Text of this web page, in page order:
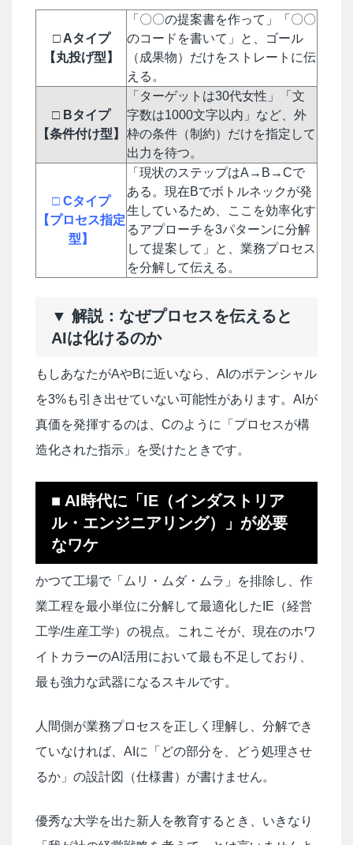
□ Aタイプ
【丸投げ型】
「〇〇の提案書を作って」「〇〇
のコードを書いて」と、ゴール
（成果物）だけをストレートに伝
える。
□ Bタイプ
【条件付け型】
「ターゲットは30代女性」「文
字数は1000文字以内」など、外
枠の条件（制約）だけを指定して
出力を待つ。
□ Cタイプ
【プロセス指定
型】
「現状のステップはA→B→Cで
ある。現在Bでボトルネックが発
生しているため、ここを効率化す
るアプローチを3パターンに分解
して提案して」と、業務プロセス
を分解して伝える。
▼ 解説：なぜプロセスを伝えると
AIは化けるのか
もしあなたがAやBに近いなら、AIのポテンシャル
を3%も引き出せていない可能性があります。AIが
真価を発揮するのは、Cのように「プロセスが構
造化された指示」を受けたときです。
■ AI時代に「IE（インダストリア
ル・エンジニアリング）」が必要
なワケ
かつて工場で「ムリ・ムダ・ムラ」を排除し、作
業工程を最小単位に分解して最適化したIE（経営
工学/生産工学）の視点。これこそが、現在のホワ
イトカラーのAI活用において最も不足しており、
最も強力な武器になるスキルです。
人間側が業務プロセスを正しく理解し、分解でき
ていなければ、AIに「どの部分を、どう処理させ
るか」の設計図（仕様書）が書けません。
優秀な大学を出た新人を教育するとき、いきなり